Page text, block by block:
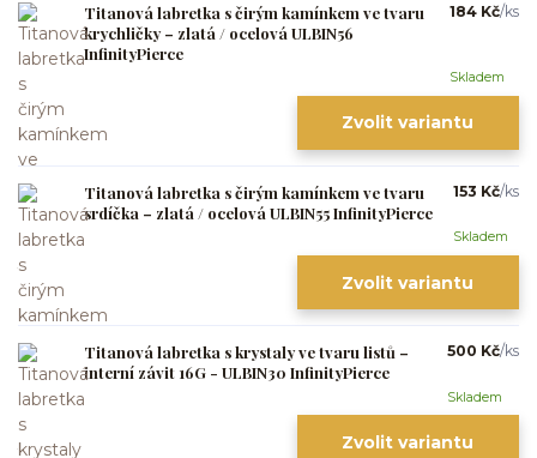
Titanová labretka s čirým kamínkem ve tvaru
krychličky – zlatá / ocelová ULBIN56
InfinityPierce
184 Kč/ks
Skladem
Zvolit variantu
Titanová labretka s čirým kamínkem ve tvaru
srdíčka – zlatá / ocelová ULBIN55 InfinityPierce
153 Kč/ks
Skladem
Zvolit variantu
Titanová labretka s krystaly ve tvaru listů –
interní závit 16G - ULBIN30 InfinityPierce
500 Kč/ks
Skladem
Zvolit variantu